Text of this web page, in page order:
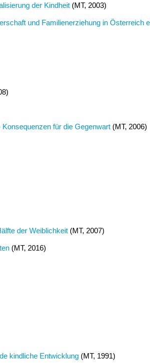
der Kindheit (MT, 2003)
und Familienerziehung in Österreich
für die Gegenwart (MT, 2006)
der Weiblichkeit (MT, 2007)
(MT, 2016)
kindliche Entwicklung (MT, 1991)